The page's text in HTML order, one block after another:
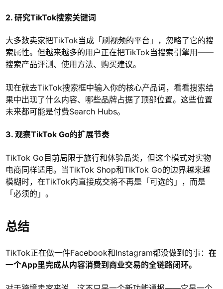
2. 研究TikTok搜索关键词
大多数卖家把TikTok当成「刷视频的平台」，忽略了它的搜
索属性。但越来越多的用户正在把TikTok当搜索引擎用——
搜索产品评测、使用方法、购买建议。
现在就去TikTok搜索框中输入你的核心产品词，看看搜索结
果中出现了什么内容、哪些品牌占据了顶部位置。这些位置
未来都可能是付费Search Hubs。
3. 观察TikTok Go的扩展节奏
TikTok Go目前局限于旅行和体验品类，但这个模式对实物
电商同样适用。当TikTok Shop和TikTok Go的边界越来越
模糊时，在TikTok内直接成交将不再是「可选的」，而是
「必须的」。
总结
TikTok正在做一件Facebook和Instagram都没做到的事： 在
一个App里完成从内容消费到商业交易的全链路闭环。